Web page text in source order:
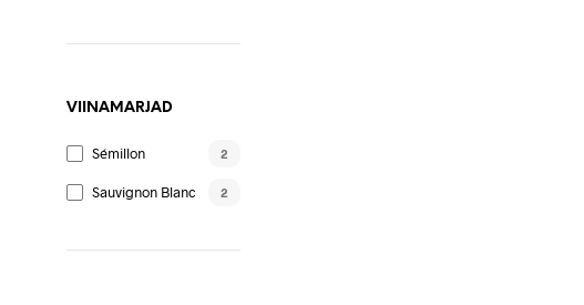
VIINAMARJAD
Sémillon 2
Sauvignon Blanc 2